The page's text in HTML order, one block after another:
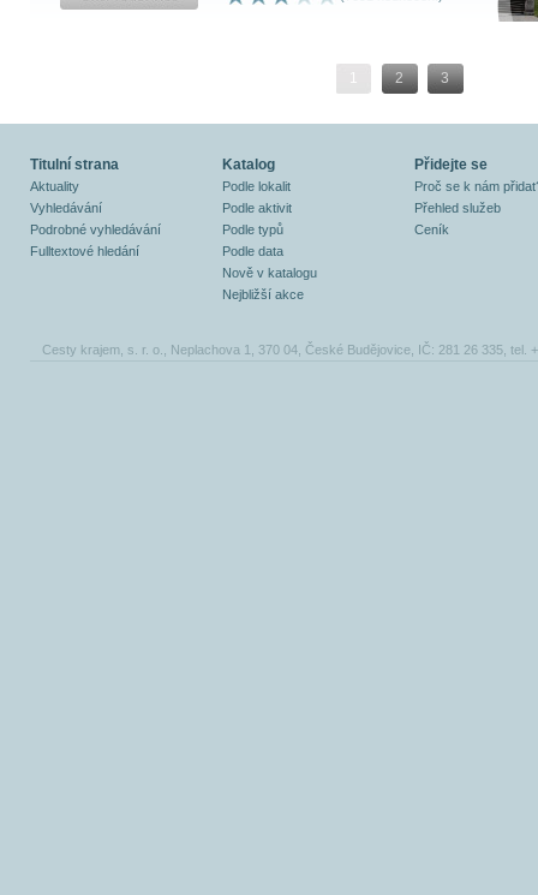
1 2 3
Titulní strana
Aktuality
Vyhledávání
Podrobné vyhledávání
Fulltextové hledání
Katalog
Podle lokalit
Podle aktivit
Podle typů
Podle data
Nově v katalogu
Nejbližší akce
Přidejte se
Proč se k nám
Přehled služeb
Ceník
Cesty krajem, s. r. o., Neplachova 1, 370 04, České Budějovice, IČ: 281 26 335, tel.